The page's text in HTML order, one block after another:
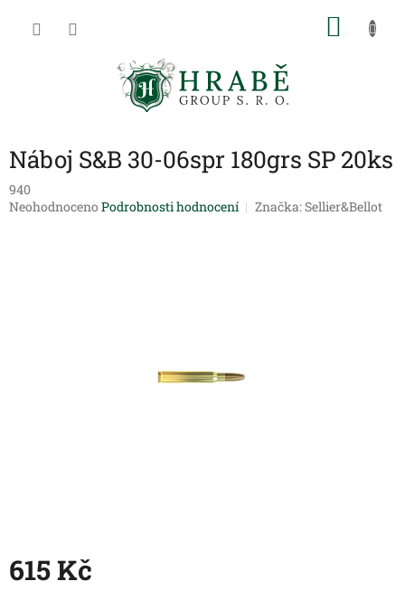
Náboj S&B 30-06spr 180grs SP 20ks
940
Průměrné
Neohodnoceno Podrobnosti hodnocení Značka:Sellier&Bellot
615 Kč